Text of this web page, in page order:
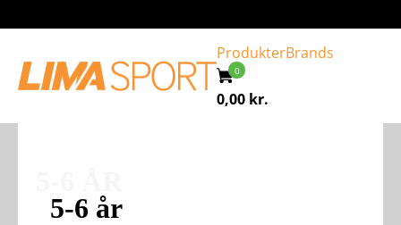
ProdukterBrands
0,00 kr.
5-6 år